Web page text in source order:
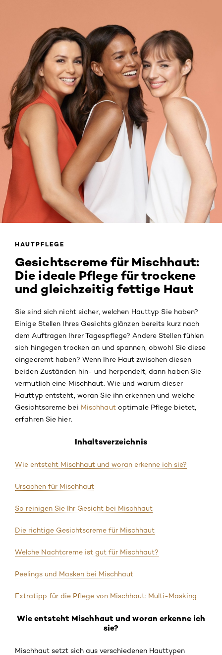
HAUTPFLEGE
Gesichtscreme für Mischhaut:
Die ideale Pflege für trockene
und gleichzeitig fettige Haut
Sie sind sich nicht sicher, welchen Hauttyp Sie haben?
Einige Stellen Ihres Gesichts glänzen bereits kurz nach
dem Auftragen Ihrer Tagespflege? Andere Stellen fühlen
sich hingegen trocken an und spannen, obwohl Sie diese
eingecremt haben? Wenn Ihre Haut zwischen diesen
beiden Zuständen hin- und herpendelt, dann haben Sie
vermutlich eine Mischhaut. Wie und warum dieser
Hauttyp entsteht, woran Sie ihn erkennen und welche
Gesichtscreme bei Mischhautoptimale Pflege bietet,
erfahren Sie hier.
Inhaltsverzeichnis
Wie entsteht Mischhaut und woran erkenne ich sie?
Ursachen für Mischhaut
So reinigen Sie Ihr Gesicht bei Mischhaut
Die richtige Gesichtscreme für Mischhaut
Welche Nachtcreme ist gut für Mischhaut?
Peelings und Masken bei Mischhaut
Extratipp für die Pflege von Mischhaut: Multi-Masking
Wie entsteht Mischhaut und woran erkenne ich
sie?
Mischhaut setzt sich aus verschiedenen Hauttypen